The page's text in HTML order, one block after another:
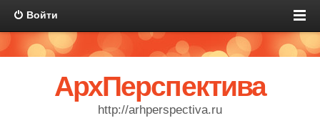
Войти
АрхПерспектива
http://arhperspectiva.ru